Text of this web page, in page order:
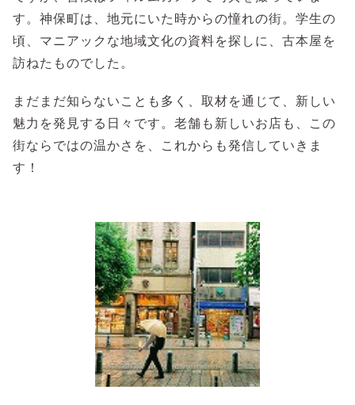
す。神保町は、地元にいた時からの憧れの街。学生の
頃、マニアックな地域文化の資料を探しに、古本屋を
訪ねたものでした。
まだまだ知らないことも多く、取材を通じて、新しい
魅力を発見する日々です。老舗も新しいお店も、この
街ならではの温かさを、これからも発信していきま
す！